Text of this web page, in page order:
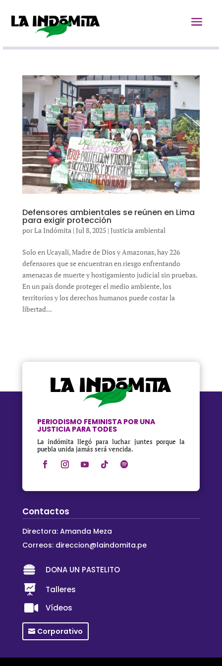
Defensores ambientales se reúnen en Lima
para exigir protección
porLa Indómita | Jul 8, 2025| Justicia ambiental
Solo en Ucayali, Madre de Dios y Amazonas, hay 226
defensores que se encuentran en riesgo enfrentando
amenazas de muerte y hostigamiento judicial sin pruebas.
En un país donde proteger el medio ambiente, los
territorios y los derechos humanos puede costar la
libertad...
PERIODISMO FEMINISTA POR UNA
JUSTICIA PARA TODES
La indómita llegó para luchar juntes porque la
puebla unida jamás será vencida.
Contactos
Directora: Amanda Meza
Correos: direccion@laindomita.pe
 DONA UN PASTELITO
 Talleres
 Vídeos
Corporativo